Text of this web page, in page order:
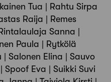
Tua | Rahtu Sirpa
Raija | Remes
Sanna |
Paula | Rytkölä
Salonen Elina | Sauvo
Spoof Eva | Suikki Suvi